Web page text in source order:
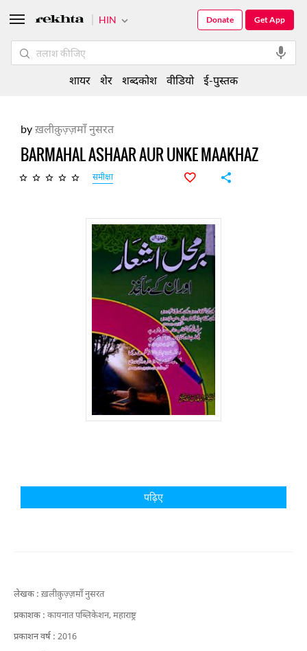
byख़लीक़ुज़्ज़माँ नुसरत
BARMAHAL ASHAAR AUR UNKE MAAKHAZ
समीक्षा
पढ़िए
लेखक : ख़लीक़ुज़्ज़माँ नुसरत
प्रकाशक : कायनात पब्लिकेशन, महाराष्ट्र
प्रकाशन वर्ष : 2016
HIN Get App
Donate
शायर शेर शब्दकोश वीडियो ई-पुस्तक